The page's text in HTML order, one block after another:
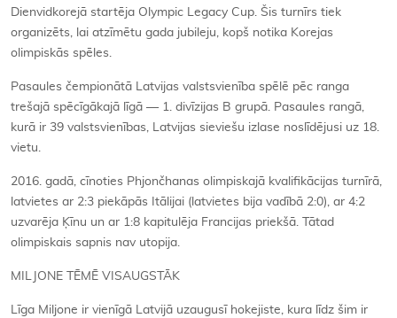
Dienvidkorejā startēja Olympic Legacy Cup. Šis turnīrs tiek
organizēts, lai atzīmētu gada jubileju, kopš notika Korejas
olimpiskās spēles.
Pasaules čempionātā Latvijas valstsvienība spēlē pēc ranga
trešajā spēcīgākajā līgā — 1. divīzijas B grupā. Pasaules rangā,
kurā ir 39 valstsvienības, Latvijas sieviešu izlase noslīdējusi uz 18.
vietu.
2016. gadā, cīnoties Phjončhanas olimpiskajā kvalifikācijas turnīrā,
latvietes ar 2:3 piekāpās Itālijai (latvietes bija vadībā 2:0), ar 4:2
uzvarēja Ķīnu un ar 1:8 kapitulēja Francijas priekšā. Tātad
olimpiskais sapnis nav utopija.
MILJONE TĒMĒ VISAUGSTĀK
Līga Miljone ir vienīgā Latvijā uzaugusī hokejiste, kura līdz šim ir